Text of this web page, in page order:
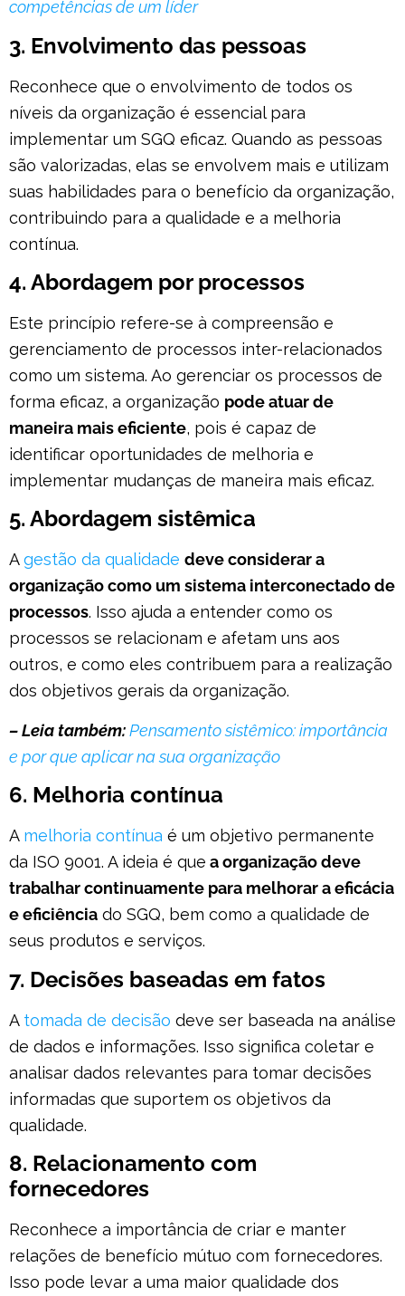
competências de um líder
3. Envolvimento das pessoas
Reconhece que o envolvimento de todos os
níveis da organização é essencial para
implementar um SGQ eficaz. Quando as pessoas
são valorizadas, elas se envolvem mais e utilizam
suas habilidades para o benefício da organização,
contribuindo para a qualidade e a melhoria
contínua.
4. Abordagem por processos
Este princípio refere-se à compreensão e
gerenciamento de processos inter-relacionados
como um sistema. Ao gerenciar os processos de
forma eficaz, a organização pode atuar de
maneira mais eficiente, pois é capaz de
identificar oportunidades de melhoria e
implementar mudanças de maneira mais eficaz.
5. Abordagem sistêmica
Agestão da qualidade deve considerar a
organização como um sistema interconectado de
processos. Isso ajuda a entender como os
processos se relacionam e afetam uns aos
outros, e como eles contribuem para a realização
dos objetivos gerais da organização.
– Leia também:Pensamento sistêmico: importância
e por que aplicar na sua organização
6. Melhoria contínua
A melhoria contínua é um objetivo permanente
da ISO 9001. A ideia é que a organização deve
trabalhar continuamente para melhorar a eficácia
e eficiência do SGQ, bem como a qualidade de
seus produtos e serviços.
7. Decisões baseadas em fatos
A tomada de decisão deve ser baseada na análise
de dados e informações. Isso significa coletar e
analisar dados relevantes para tomar decisões
informadas que suportem os objetivos da
qualidade.
8. Relacionamento com
fornecedores
Reconhece a importância de criar e manter
relações de benefício mútuo com fornecedores.
Isso pode levar a uma maior qualidade dos